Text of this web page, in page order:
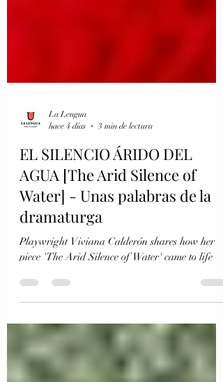
La Lengua
3 min de lectura
EL SILENCIO ÁRIDO DEL
AGUA [The Arid Silence of
Water] - Unas palabras de la
dramaturga
Playwright Viviana Calderón shares how her